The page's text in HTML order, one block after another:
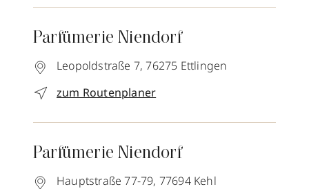
Parfümerie Niendorf
Leopoldstraße 7, 76275 Ettlingen
zum Routenplaner
Parfümerie Niendorf
Hauptstraße 77-79, 77694 Kehl